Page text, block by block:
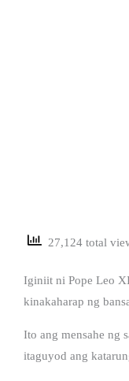
27,124 total
Iginiit ni Pope Leo
kinakaharap ng
Ito ang mensahe ng
itaguyod ang